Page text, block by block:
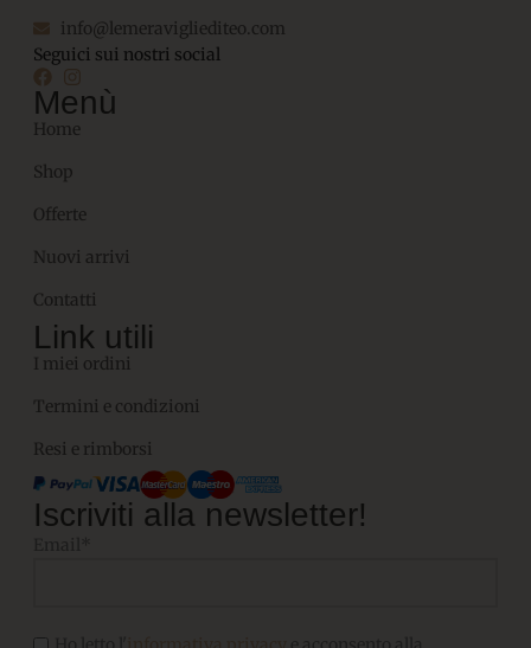
info@lemeravigliediteo.com
Seguici sui nostri social
Menù
Home
Shop
Offerte
Nuovi arrivi
Contatti
Link utili
I miei ordini
Termini e condizioni
Resi e rimborsi
Iscriviti alla newsletter!